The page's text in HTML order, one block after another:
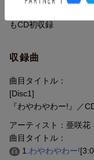
もCD初収録
収録曲
曲目タイトル：
[Disc1]
『わやわやわー!』／
アーティスト：亜咲花
曲目タイトル：
1.わやわやわー!